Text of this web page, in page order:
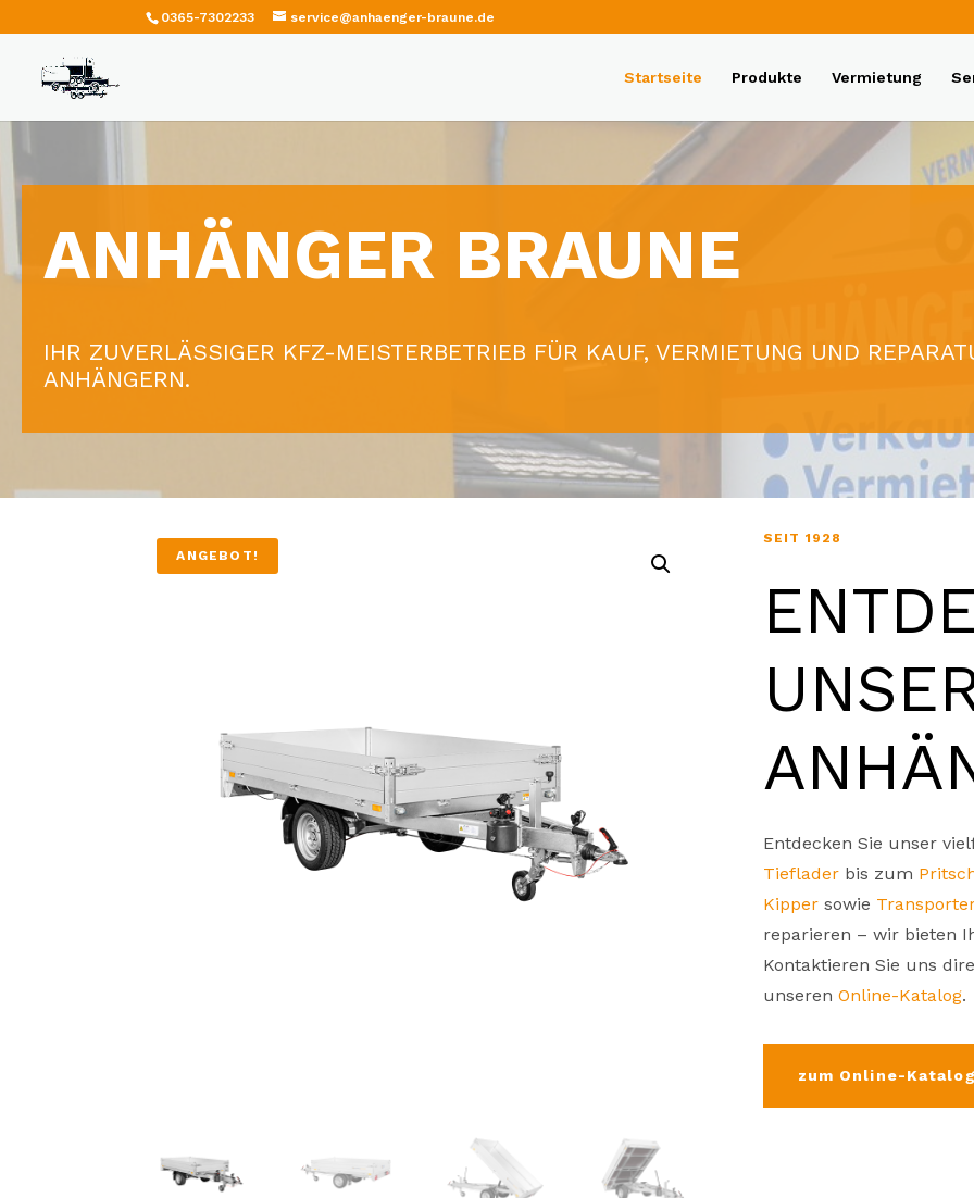
0365-7302233 service@anhaenger-braune.de
Startseite Produkte Vermietung
ANHÄNGER BRAUNE
IHR ZUVERLÄSSIGER KFZ-MEISTERBETRIEB FÜR KAUF, VERMIETUNG UND
ANHÄNGERN.
ANGEBOT!
SEIT 1928
Entdecken Sie unser
Tiefladerbis zum
Kippersowie Transporter
reparieren – wir bieten
Kontaktieren Sie uns
unseren Online-Katalog.
zum Online-